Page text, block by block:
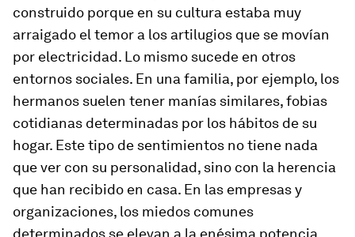
construido porque en su cultura estaba muy
arraigado el temor a los artilugios que se movían
por electricidad. Lo mismo sucede en otros
entornos sociales. En una familia, por ejemplo, los
hermanos suelen tener manías similares, fobias
cotidianas determinadas por los hábitos de su
hogar. Este tipo de sentimientos no tiene nada
que ver con su personalidad, sino con la herencia
que han recibido en casa. En las empresas y
organizaciones, los miedos comunes
determinados se elevan a la enésima potencia.